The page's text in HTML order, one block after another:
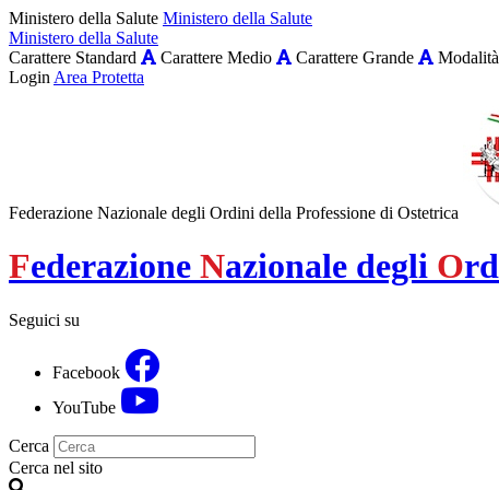
Ministero della Salute Ministero della Salute
Ministero della Salute
Carattere Standard
Carattere Medio Carattere Grande
Login Area Protetta
Federazione Nazionale degli Ordini della Professione di Ostetrica
Federazione Nazionale degli O
Seguici su
Facebook
YouTube
Cerca
Cerca nel sito